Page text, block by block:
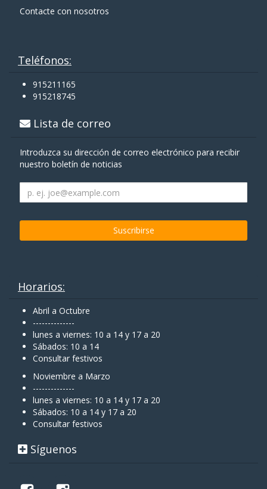
Contacte con nosotros
Teléfonos:
915211165
915218745
Lista de correo
Introduzca su dirección de correo electrónico para recibir
nuestro boletín de noticias
Horarios:
Abril a Octubre
--------------
lunes a viernes: 10 a 14 y 17 a 20
Sábados: 10 a 14
Consultar festivos
Noviembre a Marzo
--------------
lunes a viernes: 10 a 14 y 17 a 20
Sábados: 10 a 14 y 17 a 20
Consultar festivos
Síguenos